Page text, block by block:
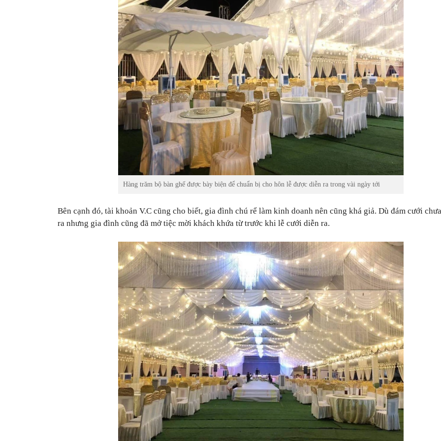
Hàng trăm bộ bàn ghế được bày biện để chuẩn bị cho hôn lễ được diễn ra trong vài ngày tới
Bên cạnh đó, tài khoản V.C cũng cho biết, gia đình chú rể làm kinh doanh nên cũng khá giả. Dù đám cưới
ra nhưng gia đình cũng đã mở tiệc mời khách khứa từ trước khi lễ cưới diễn ra.